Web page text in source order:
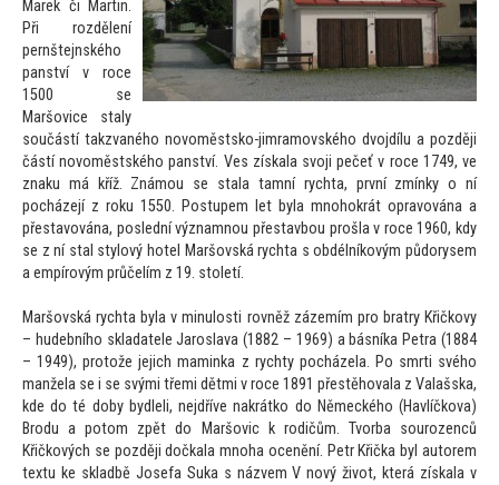
Marek či Martin.
Při rozdělení
pernštejnského
panství v roce
1500 se
Maršovice staly
součástí takzvaného novoměstsko-jimramovského dvojdílu a později
částí novoměstského panství. Ves získala svoji pečeť v roce 1749, ve
znaku má kříž. Známou se stala tamní rychta, první zmínky o ní
pocházejí z roku 1550. Postupem let byla mnohokrát opravována a
přestavována, poslední významnou přestavbou prošla v roce 1960, kdy
se z ní stal stylový hotel Maršovská rychta s obdélníkovým půdorysem
a empírovým průčelím z 19. století.
Maršovská rychta byla v minulosti rovněž zázemím pro bratry Křičkovy
– hudebního skladatele Jaroslava (1882 – 1969) a básníka Petra (1884
– 1949), protože jejich maminka z rychty pocházela. Po smrti svého
manžela se i se svými třemi dětmi v roce 1891 přestěhovala z Valašska,
kde do té doby bydleli, nejdříve nakrátko do Německého (Havlíčkova)
Brodu a potom zpět do Maršovic k rodičům. Tvorba sourozenců
Křičkových se později dočkala mnoha ocenění. Petr Křička byl autorem
textu ke skladbě Josefa Suka s názvem V nový život, která získala v